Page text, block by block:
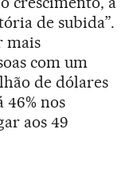
de subida”.
mais
com um
de dólares
46% nos
aos 49